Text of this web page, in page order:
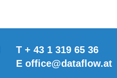
T + 43 1 319 65 36
E office@dataflow.at